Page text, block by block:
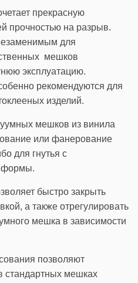
прекрасную
прочностью на разрыв.
для
мешков
эксплуатацию.
рекомендуются для
изделий.
мешков из винила
или фанерование
для гнутья с
формы.
быстро закрыть
а также отрегулировать
мешка в зависимости
позволяют
стандартных мешках